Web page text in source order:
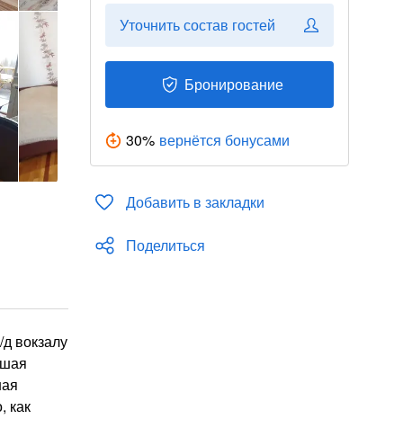
Уточнить состав гостей
Бронирование
30% вернётся бонусами
Добавить в закладки
Поделиться
вокзалу
как